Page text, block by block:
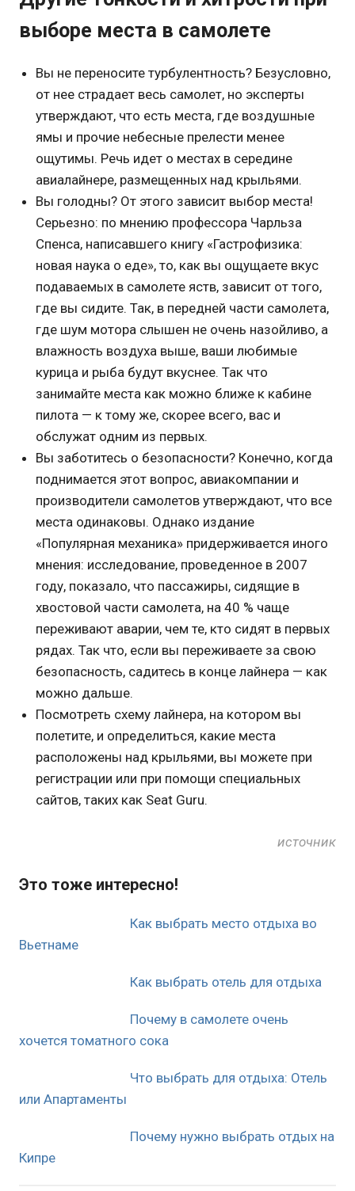
выборе места в самолете
Вы не переносите турбулентность? Безусловно,
от нее страдает весь самолет, но эксперты
утверждают, что есть места, где воздушные
ямы и прочие небесные прелести менее
ощутимы. Речь идет о местах в середине
авиалайнере, размещенных над крыльями.
Вы голодны? От этого зависит выбор места!
Серьезно: по мнению профессора Чарльза
Спенса, написавшего книгу «Гастрофизика:
новая наука о еде», то, как вы ощущаете вкус
подаваемых в самолете яств, зависит от того,
где вы сидите. Так, в передней части самолета,
где шум мотора слышен не очень назойливо, а
влажность воздуха выше, ваши любимые
курица и рыба будут вкуснее. Так что
занимайте места как можно ближе к кабине
пилота — к тому же, скорее всего, вас и
обслужат одним из первых.
Вы заботитесь о безопасности? Конечно, когда
поднимается этот вопрос, авиакомпании и
производители самолетов утверждают, что все
места одинаковы. Однако издание
«Популярная механика» придерживается иного
мнения: исследование, проведенное в 2007
году, показало, что пассажиры, сидящие в
хвостовой части самолета, на 40 % чаще
переживают аварии, чем те, кто сидят в первых
рядах. Так что, если вы переживаете за свою
безопасность, садитесь в конце лайнера — как
можно дальше.
Посмотреть схему лайнера, на котором вы
полетите, и определиться, какие места
расположены над крыльями, вы можете при
регистрации или при помощи специальных
сайтов, таких как Seat Guru.
источник
Это тоже интересно!
Как выбрать место отдыха во
Вьетнаме
Как выбрать отель для отдыха
Почему в самолете очень
хочется томатного сока
Что выбрать для отдыха: Отель
или Апартаменты
Почему нужно выбрать отдых на
Кипре